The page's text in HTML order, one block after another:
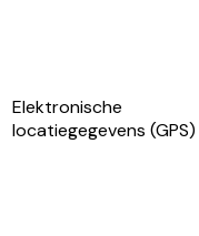
Elektronische
locatiegegevens (GPS)